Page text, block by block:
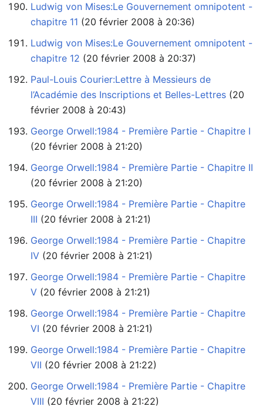
Ludwig von Mises:Le Gouvernement omnipotent -
chapitre 11 ‏‎ (20 février 2008 à 20:36)
Ludwig von Mises:Le Gouvernement omnipotent -
chapitre 12 ‏‎ (20 février 2008 à 20:37)
Paul-Louis Courier:Lettre à Messieurs de
l’Académie des Inscriptions et Belles-Lettres
février 2008 à 20:43)
George Orwell:1984 - Première Partie - Chapitre I
(20 février 2008 à 21:20)
George Orwell:1984 - Première Partie - Chapitre II
(20 février 2008 à 21:20)
George Orwell:1984 - Première Partie - Chapitre
III ‏‎ (20 février 2008 à 21:21)
George Orwell:1984 - Première Partie - Chapitre
IV ‏‎ (20 février 2008 à 21:21)
George Orwell:1984 - Première Partie - Chapitre
V ‏‎ (20 février 2008 à 21:21)
George Orwell:1984 - Première Partie - Chapitre
VI ‏‎ (20 février 2008 à 21:21)
George Orwell:1984 - Première Partie - Chapitre
VII ‏‎ (20 février 2008 à 21:22)
George Orwell:1984 - Première Partie - Chapitre
VIII ‏‎ (20 février 2008 à 21:22)